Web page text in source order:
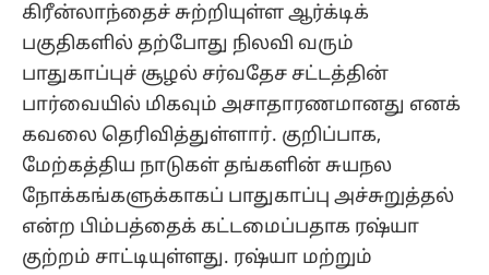
கிரீன்லாந்தைச் சுற்றியுள்ள ஆர்க்டிக்
பகுதிகளில் தற்போது நிலவி வரும்
பாதுகாப்புச் சூழல் சர்வதேச சட்டத்தின்
பார்வையில் மிகவும் அசாதாரணமானது எனக்
கவலை தெரிவித்துள்ளார். குறிப்பாக,
மேற்கத்திய நாடுகள் தங்களின் சுயநல
நோக்கங்களுக்காகப் பாதுகாப்பு அச்சுறுத்தல்
என்ற பிம்பத்தைக் கட்டமைப்பதாக ரஷ்யா
குற்றம் சாட்டியுள்ளது. ரஷ்யா மற்றும்